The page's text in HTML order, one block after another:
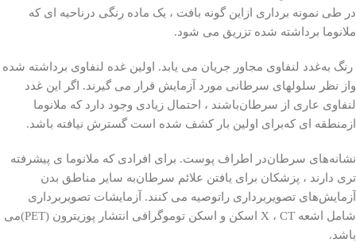
در طی نمونه برداری ازاین گونه بافت ، یک ماده رنگی درناحیه ای که
ملانوما برداشته شده تزریق می شود.
رنگ به‌غدد لنفاوی مجاور جریان می یابد. اولین غده لنفاوی برداشته شده
واز نظر سلولهای سرطانی مورد آزمایش قرار می گیرند. اگر این غدد
لنفاوی عاری از سرطان‌باشند ، احتمال زیادی وجود دارد که ملانوما
ازمنطقه ای که‌برای اولین بار کشف شده است گسترش نیافته باشد.
نشانه‌های سرطان‌در اطراف پوست. برای افرادی که ملانوما ی پیشرفته
تری دارند ، پزشکان برای یافتن علائم سرطان‌به سایر مناطق بدن
آزمایش‌های تصویربرداری راتوصیه می کنند. آزمایشات تصویربرداری
شامل اشعه X ، CT اسکن و اسکن توموگرافی انتشار پوزیترون (PET)می
باشد.